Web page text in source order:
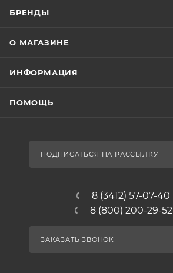
БРЕНДЫ
О МАГАЗИНЕ
ИНФОРМАЦИЯ
ПОМОЩЬ
ПОДПИСАТЬСЯ НА РАССЫЛКУ
8 (3412) 57-07-40
8 (800) 200-29-52
ЗАКАЗАТЬ ЗВОНОК